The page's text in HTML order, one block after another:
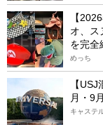
【
オ、ス
を完全
めっち
【
月・9
キャステ